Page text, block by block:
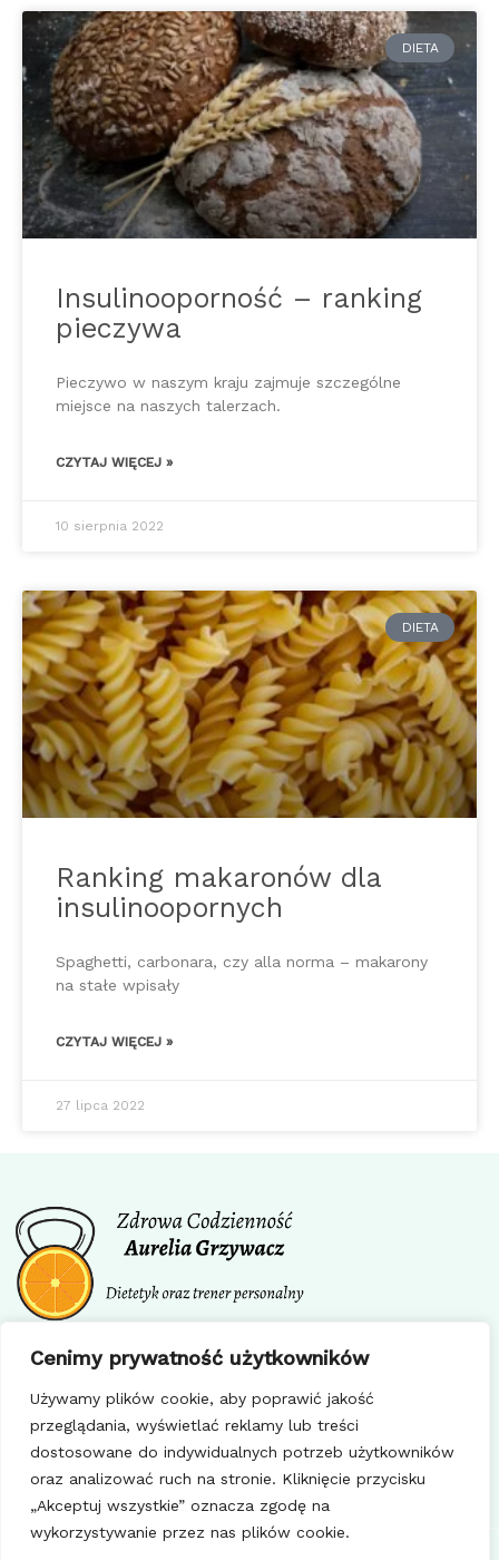
Cenimy prywatność użytkowników
Używamy plików cookie, aby poprawić jakość
przeglądania, wyświetlać reklamy lub treści
dostosowane do indywidualnych potrzeb użytkowników
oraz analizować ruch na stronie. Kliknięcie przycisku
„Akceptuj wszystkie” oznacza zgodę na
wykorzystywanie przez nas plików cookie.
DIETA
Insulinooporność – ranking
pieczywa
Pieczywo w naszym kraju zajmuje szczególne
miejsce na naszych talerzach.
CZYTAJ WIĘCEJ »
10 sierpnia 2022
DIETA
Ranking makaronów dla
insulinoopornych
Spaghetti, carbonara, czy alla norma – makarony
na stałe wpisały
CZYTAJ WIĘCEJ »
27 lipca 2022
Facebook
Instagram
Regulamin
Polityka prywatności
Polityka cookie